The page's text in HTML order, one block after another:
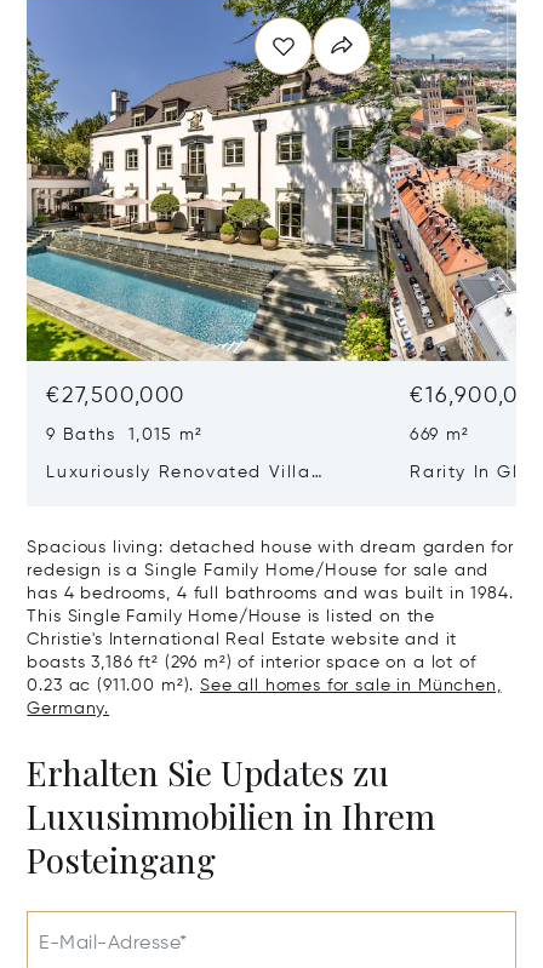
€27,500,000
9 Baths 1,015 m²
Luxuriously Renovated Villa
669 m²
Rarity In
Old Building
Spacious living: detached house with dream garden for
redesign is a Single Family Home/House for sale and
has 4 bedrooms, 4 full bathrooms and was built in 1984.
This Single Family Home/House is listed on the
Christie's International Real Estate website and it
boasts 3,186 ft² (296 m²) of interior space on a lot of
0.23 ac (911.00 m²).See all homes for sale in München,
Germany.
Erhalten Sie Updates zu
Luxusimmobilien in Ihrem
Posteingang
E-Mail-Adresse*